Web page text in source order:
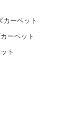
カーペット
ーペット
ト